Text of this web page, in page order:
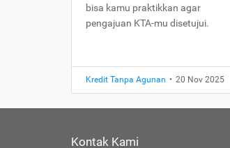
bisa kamu praktikkan agar
pengajuan KTA-mu disetujui.
Kredit Tanpa Agunan • 20 Nov 2025
Kontak Kami